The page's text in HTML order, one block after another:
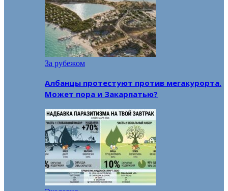
За рубежом
Албанцы протестуют против мегакурорта.
Может пора и Закарпатью?